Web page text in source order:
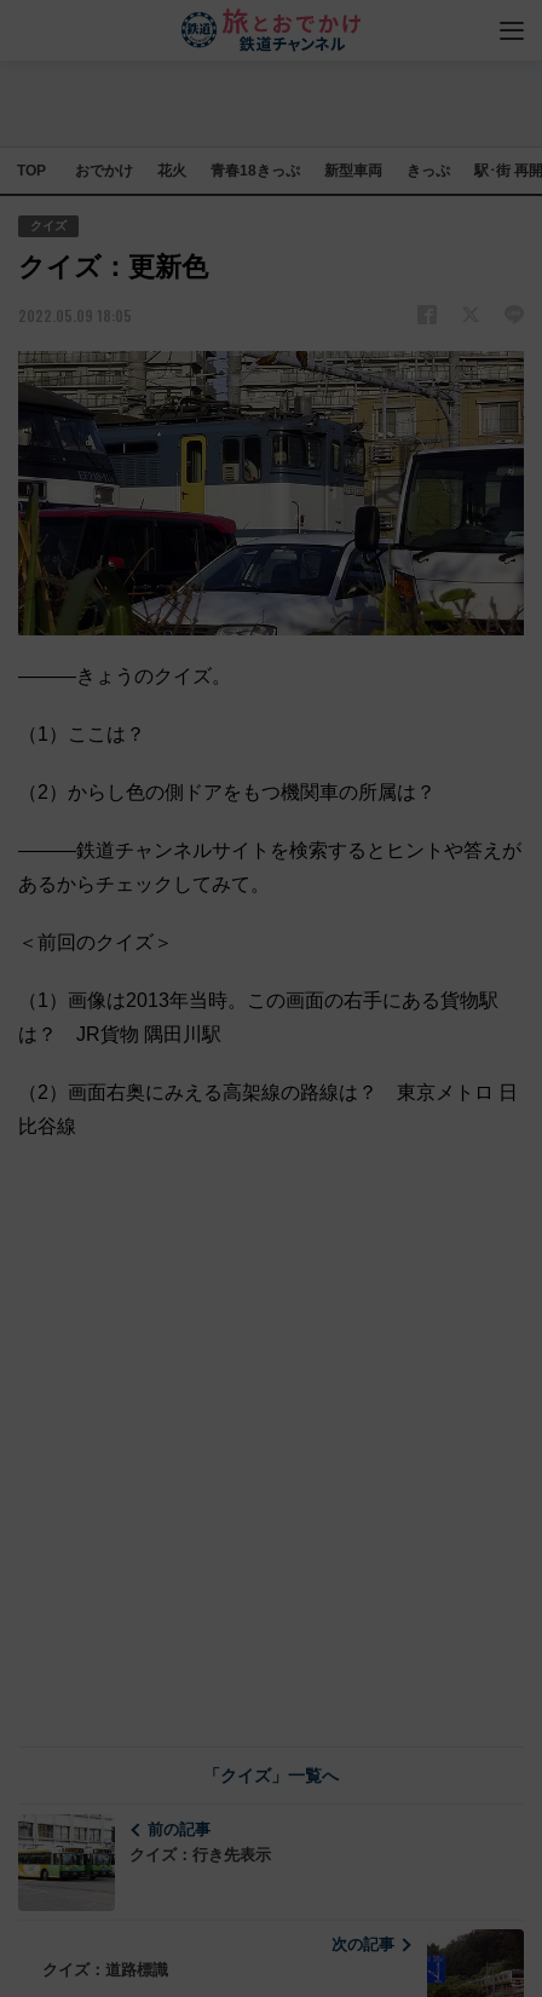
TOP おでかけ 花火 青春18きっぷ 新型車両 きっぷ 駅･街 再
クイズ
クイズ：更新色
2022.05.09 18:05
―――きょうのクイズ。
（1）ここは？
（2）からし色の側ドアをもつ機関車の所属は？
―――鉄道チャンネルサイトを検索するとヒントや答えが
あるからチェックしてみて。
＜前回のクイズ＞
（1）画像は2013年当時。この画面の右手にある貨物駅
は？ JR貨物 隅田川駅
（2）画面右奥にみえる高架線の路線は？ 東京メトロ 日
比谷線
「クイズ」一覧へ
前の記事
クイズ：行き先表示
次の記事
クイズ：道路標識